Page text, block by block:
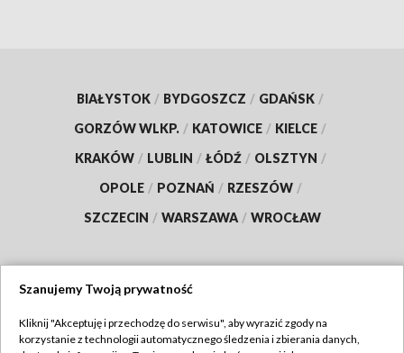
BIAŁYSTOK / BYDGOSZCZ / GDAŃSK /
GORZÓW WLKP. / KATOWICE / KIELCE /
KRAKÓW / LUBLIN / ŁÓDŹ / OLSZTYN /
OPOLE / POZNAŃ / RZESZÓW /
SZCZECIN / WARSZAWA / WROCŁAW
TVP
Szanujemy Twoją prywatność
Kliknij "Akceptuję i przechodzę do serwisu", aby wyrazić zgody na
korzystanie z technologii automatycznego śledzenia i zbierania danych,